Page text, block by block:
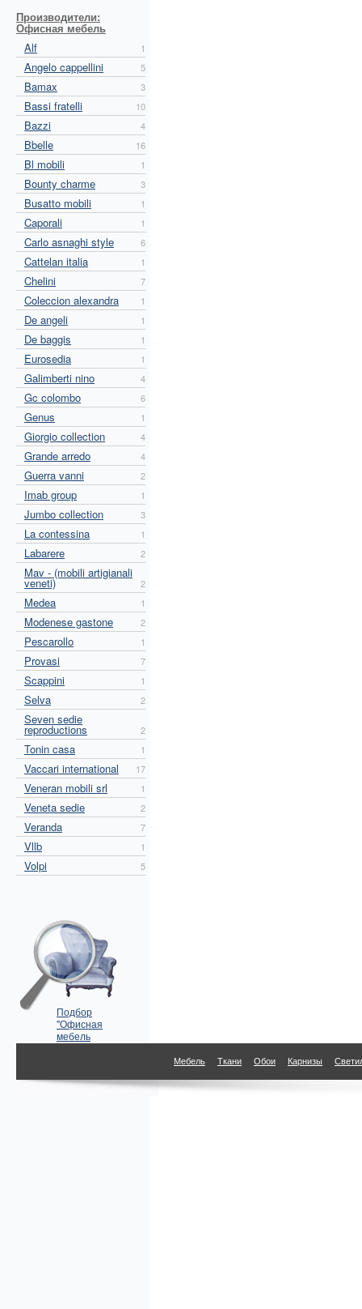
Производители:
Офисная мебель
Alf
1
Angelo cappellini 5
Bamax 3
Bassi fratelli 10
Bazzi 4
Bbelle 16
Bl mobili 1
Bounty charme 3
Busatto mobili 1
Caporali 1
Carlo asnaghi style 6
Cattelan italia 1
Chelini 7
Coleccion alexandra 1
De angeli 1
De baggis 1
Eurosedia 1
Galimberti nino 4
Gc colombo 6
Genus 1
Giorgio collection 4
Grande arredo 4
Guerra vanni 2
Imab group 1
Jumbo collection 3
La contessina 1
Labarere 2
Mav - (mobili artigianali
veneti) 2
Medea 1
Modenese gastone 2
Pescarollo 1
Provasi 7
Scappini 1
Selva 2
Seven sedie
reproductions 2
Tonin casa 1
Vaccari international 17
Veneran mobili srl 1
Veneta sedie 2
Veranda 7
Vllb 1
Volpi 5
Подбор
"Офисная
мебель
Galimberti nino"
Мебель Ткани Обои Карнизы